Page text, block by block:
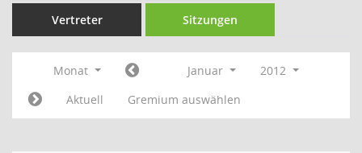
Vertreter Sitzungen
Monat Januar
2012
Aktuell
Gremium auswählen